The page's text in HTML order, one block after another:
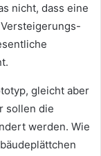
nicht, dass eine
gleicht aber
sollen die
werden. Wie